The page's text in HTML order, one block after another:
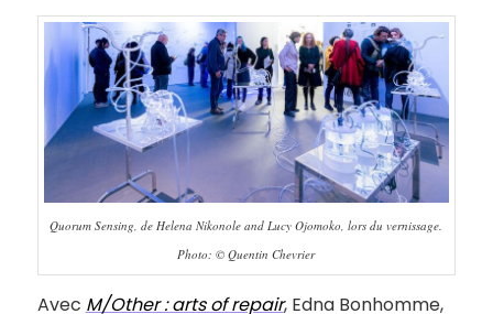
Quorum Sensing, de Helena Nikonole and Lucy Ojomoko, lors du vernissage.
Photo: © Quentin Chevrier
Avec M/Other : arts of repair, Edna Bonhomme,